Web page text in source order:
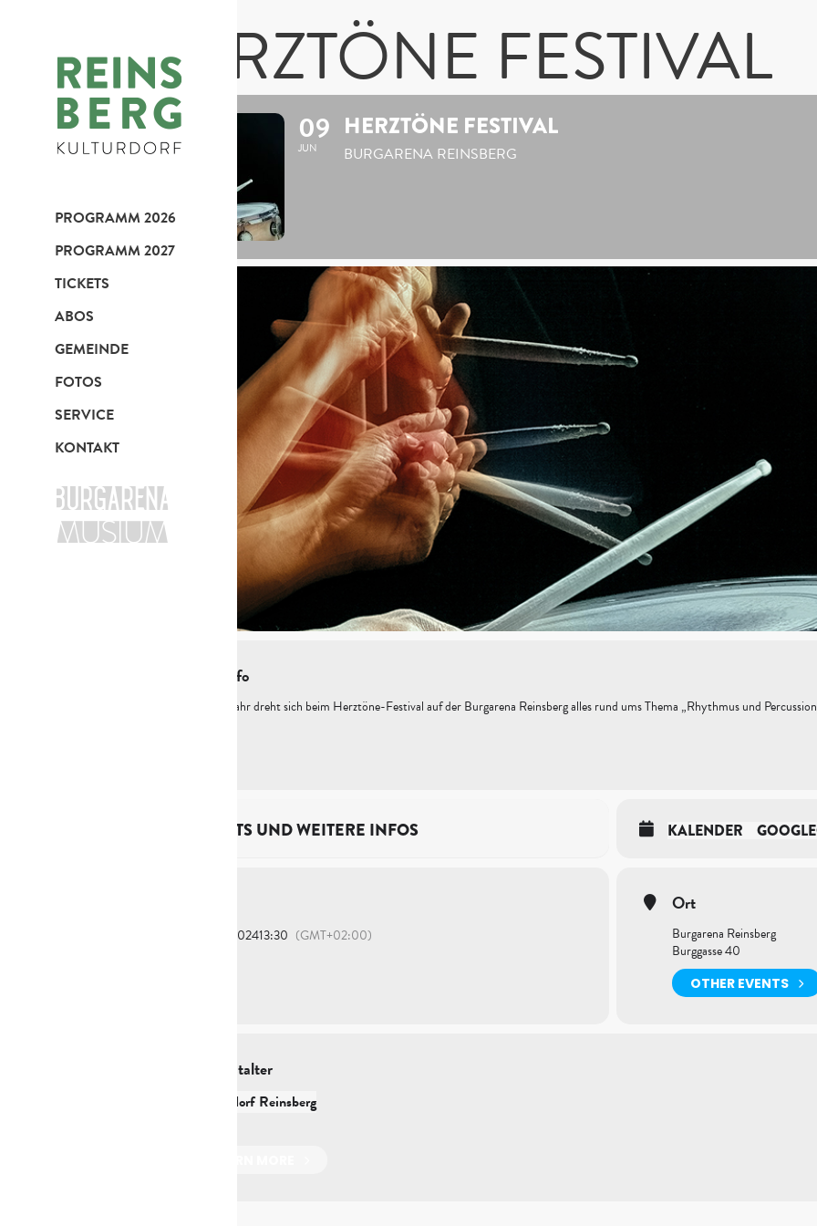
PROGRAMM 2026
PROGRAMM 2027
TICKETS
ABOS
GEMEINDE
FOTOS
SERVICE
KONTAKT
HERZTÖNE FESTIVAL
09
JUN
HERZTÖNE FESTIVAL
BURGARENA REINSBERG
Kurzinfo
Dieses Jahr dreht sich beim Herztöne-Festival auf der Burgarena Reinsberg alles rund ums Thema „Rhythmus und
TICKETS UND WEITERE INFOS KALENDER
9. Juni 202413:30 (GMT+02:00)
Ort
Burgarena Reinsberg
Burggasse 40
OTHER EVENTS
Veranstalter
Kulturdorf Reinsberg